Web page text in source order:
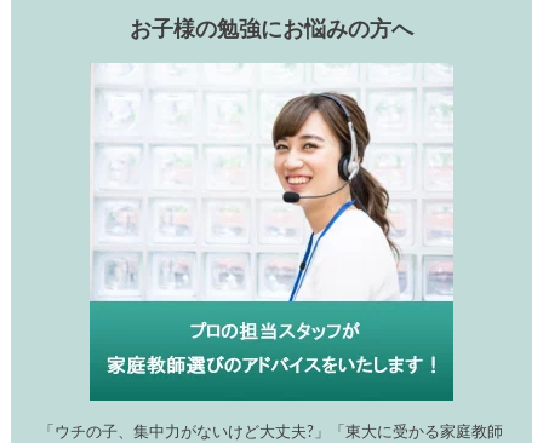
お子様の勉強にお悩みの方へ
「ウチの子、集中力がないけど大丈夫?」「東大に受かる家庭教師